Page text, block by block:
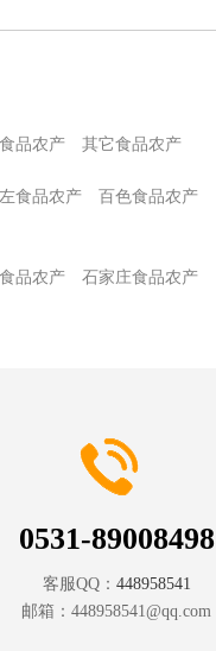
品农产 其它食品农产
食品农产
百色食品农产
品农产
石家庄食品农产
0531-89008498
客服QQ： 448958541
邮箱： 448958541@qq.com